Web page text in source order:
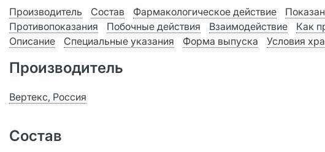
Производитель Состав Фармакологическое действие
Противопоказания
Побочные действия Взаимодействие Как
Описание
Специальные указания Форма выпуска Условия
Производитель
Вертекс, Россия
Состав